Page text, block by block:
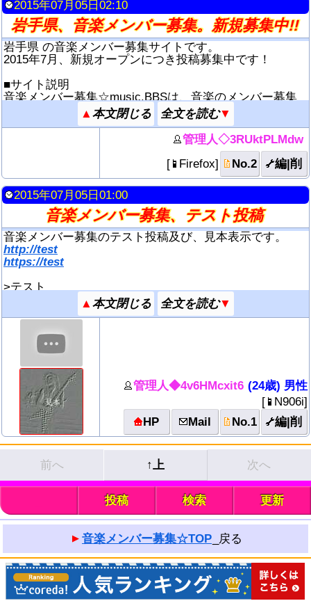
2015年07月05日02:10
岩手県、音楽メンバー募集。新規募集中!!
岩手県 の音楽メンバー募集サイトです。
2015年7月、新規オープンにつき投稿募集中です！
■サイト説明
音楽メンバー募集☆music.BBSは、音楽のメンバー募集
記事を広報する為のWEBサイト群です。
ﾎﾞｰｶﾙｸﾞﾙｰﾌﾟ,ﾃﾞｭｵ,ﾕﾆｯﾄ,音楽ｻｰｸﾙ..などのﾒﾝﾊﾞｰ募集記事
の作成と検索が自由に出来ます。
音楽ﾒﾝﾊﾞｰ募集の掲示板は、[TOP]音楽メンバー募集☆mu
sic.BBSをトップページとして47都道府県の数だけありま
■スマートフォン、携帯電話、パソコン対応。
※推奨ﾌﾞﾗｳｻﾞ：Chrome、Firefox、IE10以降、imode
※ﾓﾊﾞｲﾙ端末は描画速度が最も速い Chrome43以降推奨。
ケータイとPC＋ﾀﾌﾞﾚｯﾄ型端末では、表示と操作が異なり
ます
■BBSの機能：
ﾒｰﾙﾘﾝｸ、動画像ｱｯﾌﾟﾛｰﾄﾞ、YouTube動画ｻﾑﾈｲﾙ表示，URL
自動ﾘﾝｸ，全文検索，などの機能があります
※投稿の際は投稿ページ下部の説明をよく読んで下さい
■当サイト群は音楽掲示板群☆music.BBSが運用している
ｸﾞﾙｰﾌﾟｻｲﾄです。
宜しくお願い申し上げます。
音楽メンバー募集トップ：
https://musicbbs.web.wox.cc/bbs2/
ホームページ：
https://musicbbs.web.wox.cc/
▲
▼
管理人◇3RUktPLMdw
[
Firefox] No.2 編|削
2015年07月05日01:00
音楽メンバー募集、テスト投稿
音楽メンバー募集のテスト投稿及び、見本表示です。
http://test
https://test
>テスト
↓YouTubeは無効IDです！
▲ ▼
管理人◆4v6HMcxit6 (24歳) 男性
[
N906i]
HP
Mail No.1 編|削
前へ ↑上 次へ
投稿 検索 更新
音楽メンバー募集☆TOP _戻る